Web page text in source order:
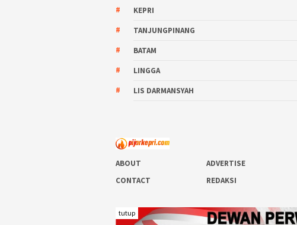
KEPRI
TANJUNGPINANG
BATAM
LINGGA
LIS DARMANSYAH
ABOUT ADVERTISE
CONTACT
REDAKSI
tutup